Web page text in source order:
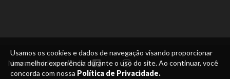
Usamos os cookies e dados de navegação visando proporcionar
uma melhor experiência durante o uso do site. Ao continuar, você
concorda com nossa Política de Privacidade.
Nossas mídias sociais: